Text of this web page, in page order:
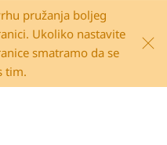
pružanja boljeg
Ukoliko nastavite
smatramo da se
tim.